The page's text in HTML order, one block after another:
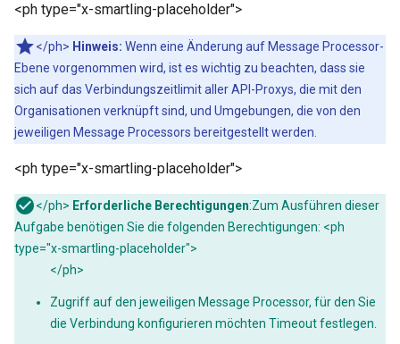
<ph type="x-smartling-placeholder">
</ph> Hinweis: Wenn eine Änderung auf Message Processor-
Ebene vorgenommen wird, ist es wichtig zu beachten, dass sie
sich auf das Verbindungszeitlimit aller API-Proxys, die mit den
Organisationen verknüpft sind, und Umgebungen, die von den
jeweiligen Message Processors bereitgestellt werden.
<ph type="x-smartling-placeholder">
</ph> Erforderliche Berechtigungen:Zum Ausführen dieser
Aufgabe benötigen Sie die folgenden Berechtigungen: <ph
type="x-smartling-placeholder">
</ph>
Zugriff auf den jeweiligen Message Processor, für den Sie
die Verbindung konfigurieren möchten Timeout festlegen.